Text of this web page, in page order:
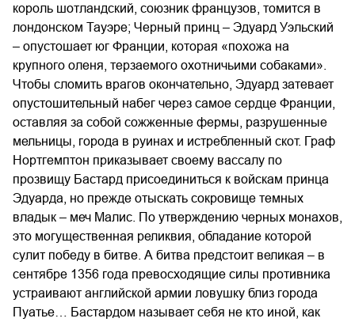
король шотландский, союзник французов, томится в
лондонском Тауэре; Черный принц – Эдуард Уэльский
– опустошает юг Франции, которая «похожа на
крупного оленя, терзаемого охотничьими собаками».
Чтобы сломить врагов окончательно, Эдуард затевает
опустошительный набег через самое сердце Франции,
оставляя за собой сожженные фермы, разрушенные
мельницы, города в руинах и истребленный скот. Граф
Нортгемптон приказывает своему вассалу по
прозвищу Бастард присоединиться к войскам принца
Эдуарда, но прежде отыскать сокровище темных
владык – меч Малис. По утверждению черных монахов,
это могущественная реликвия, обладание которой
сулит победу в битве. А битва предстоит великая – в
сентябре 1356 года превосходящие силы противника
устраивают английской армии ловушку близ города
Пуатье… Бастардом называет себя не кто иной, как